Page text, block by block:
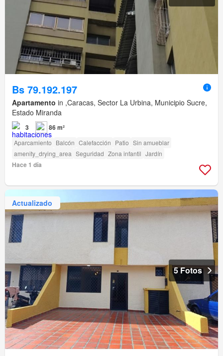
Bs 79.192.197
Apartamento in ,Caracas, Sector La Urbina, Municipio Sucre,
Estado Miranda
3 86 m²
Aparcamiento Balcón Calefacción Patio Sin amueblar
amenity_drying_area Seguridad Zona infantil Jardín
Hace 1 día
Actualizado
5 Fotos